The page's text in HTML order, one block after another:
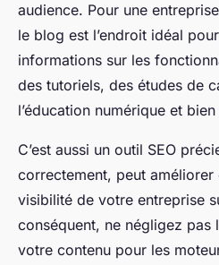
audience. Pour une
le blog est l’endroit idéal
informations sur les
des tutoriels, des études de
l’éducation numérique et
C’est aussi un outil SEO
correctement, peut améliorer
visibilité de votre entreprise
conséquent, ne négligez pas
votre contenu pour les